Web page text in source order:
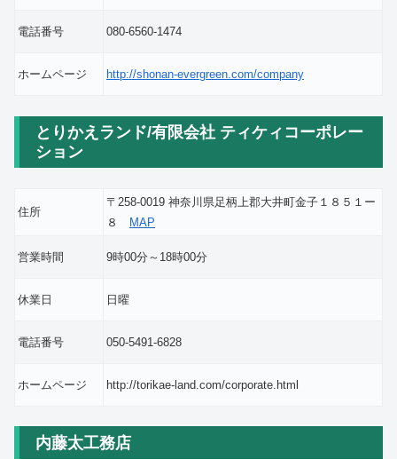
電話番号 080-6560-1474
ホームページ http://shonan-evergreen.com/company
とりかえランド/有限会社 ティケィコーポレー
ション
住所
〒258-0019 神奈川県足柄上郡大井町金子１８５１ー
８
MAP
営業時間 9時00分～18時00分
休業日 日曜
電話番号 050-5491-6828
ホームページ http://torikae-land.com/corporate.html
内藤太工務店